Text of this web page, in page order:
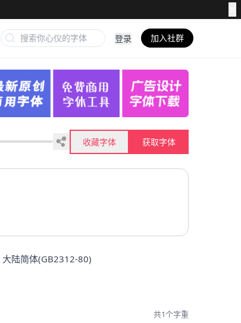
登录 加入社群
收藏字体 获取字体
大陆简体(GB2312-80)
共1个字重